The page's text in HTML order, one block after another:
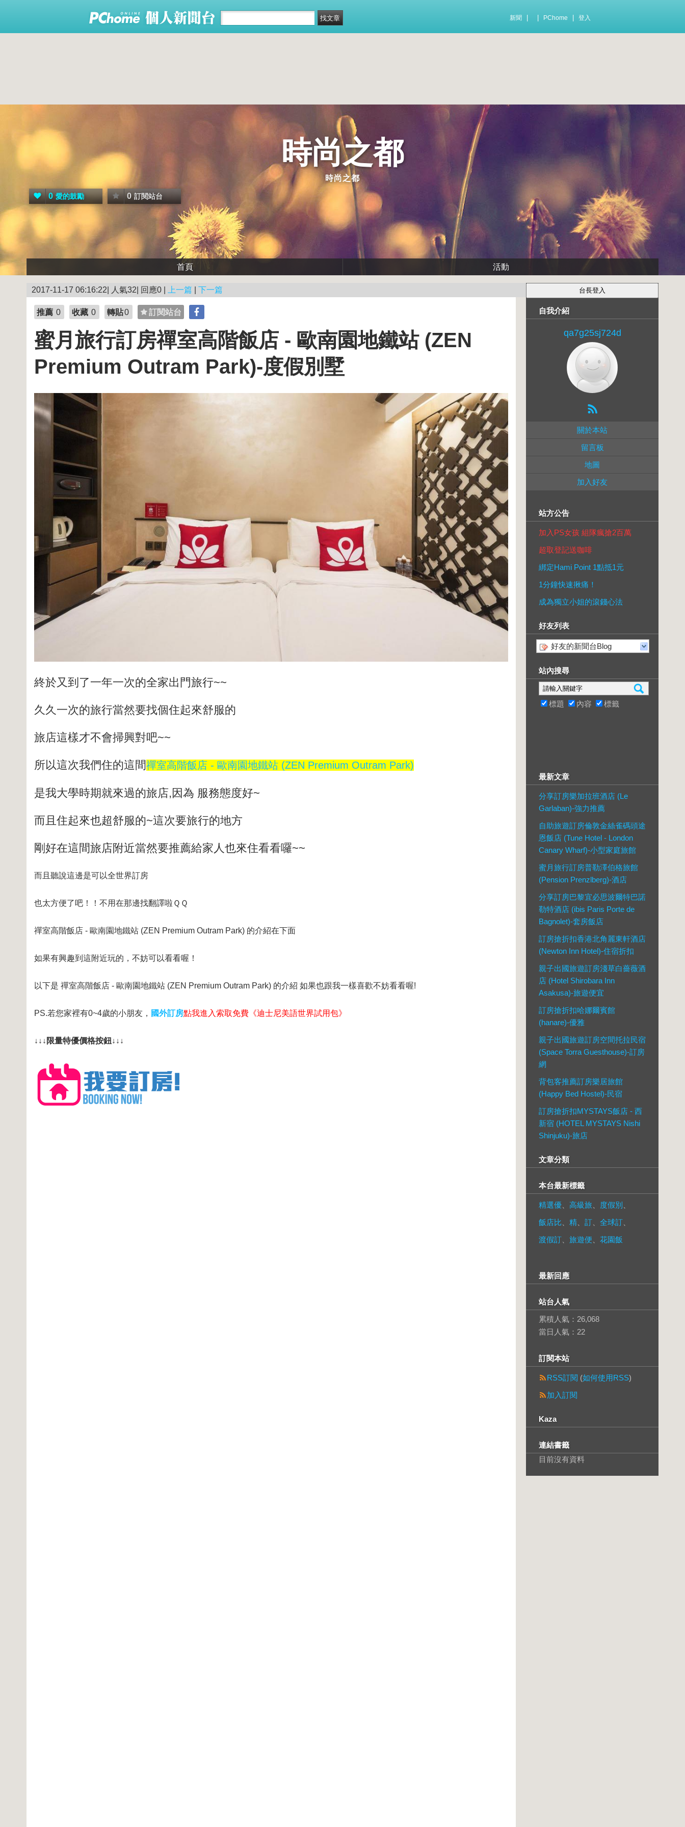
新聞 PChome 登入
時尚之都
時尚之都
0 愛的鼓勵 0 訂閱站台
首頁 活動
2017-11-17 06:16:22| 人氣32| 回應0 | 上一篇 下一篇
推薦 0 收藏 0 轉貼0 訂閱站台
蜜月旅行訂房禪室高階飯店 - 歐南園地鐵站 (ZEN
Premium Outram Park)-度假別墅
終於又到了一年一次的全家出門旅行~~
久久一次的旅行當然要找個住起來舒服的
旅店這樣才不會掃興對吧~~
所以這次我們住的這間禪室高階飯店 - 歐南園地鐵站 (ZEN Premium Outram Park)
是我大學時期就來過的旅店,因為 服務態度好~
而且住起來也超舒服的~這次要旅行的地方
剛好在這間旅店附近當然要推薦給家人也來住看看囉~~
而且聽說這邊是可以全世界訂房
也太方便了吧！！不用在那邊找翻譯啦ＱＱ
禪室高階飯店 - 歐南園地鐵站 (ZEN Premium Outram Park) 的介紹在下面
如果有興趣到這附近玩的，不妨可以看看喔！
以下是 禪室高階飯店 - 歐南園地鐵站 (ZEN Premium Outram Park) 的介紹 如果也跟我一樣喜歡不妨看看喔!
PS.若您家裡有0~4歲的小朋友， 國外訂房點我進入索取免費《迪士尼美語世界試用包》
↓↓↓限量特優價格按鈕↓↓↓
自我介紹
qa7g25sj724d
關於本站
留言板
地圖
加入好友
站方公告
加入PS女孩 組隊瘋搶2百萬
超取登記送咖啡
綁定Hami Point 1點抵1元
1分鐘快速揪痛！
成為獨立小姐的滾錢心法
好友列表
好友的新聞台Blog
站內搜尋
標題 內容 標籤
最新文章
分享訂房樂加拉班酒店 (Le
Garlaban)-強力推薦
自助旅遊訂房倫敦金絲雀碼頭途
恩飯店 (Tune Hotel - London
Canary Wharf)-小型家庭旅館
蜜月旅行訂房普勒澤伯格旅館
(Pension Prenzlberg)-酒店
分享訂房巴黎宜必思波爾特巴諾
勒特酒店 (ibis Paris Porte de
Bagnolet)-套房飯店
訂房搶折扣香港北角麗東軒酒店
(Newton Inn Hotel)-住宿折扣
親子出國旅遊訂房淺草白薔薇酒
店 (Hotel Shirobara Inn
Asakusa)-旅遊便宜
訂房搶折扣哈娜爾賓館
(hanare)-優雅
親子出國旅遊訂房空間托拉民宿
(Space Torra Guesthouse)-訂房
網
背包客推薦訂房樂居旅館
(Happy Bed Hostel)-民宿
訂房搶折扣MYSTAYS飯店 - 西
新宿 (HOTEL MYSTAYS Nishi
Shinjuku)-旅店
文章分類
本台最新標籤
精選優 高級旅 度假別
飯店比
精 訂 全球訂
渡假訂
旅遊便 花園飯
最新回應
站台人氣
累積人氣： 26,068
當日人氣： 22
訂閱本站
RSS訂閱 (如何使用RSS)
加入訂閱
Kaza
連結書籤
目前沒有資料